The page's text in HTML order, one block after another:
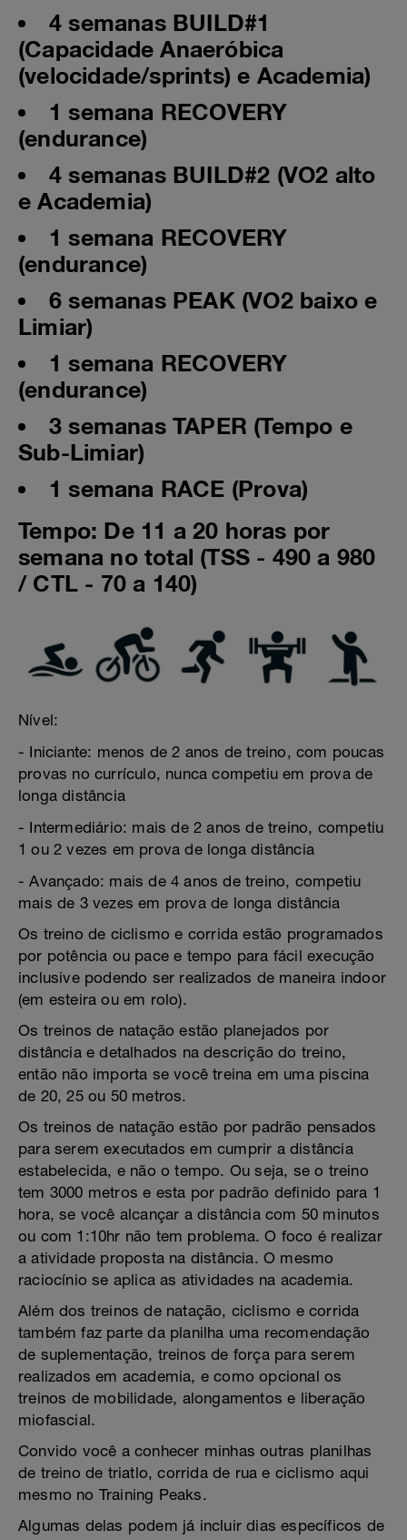
4 semanas BUILD#1
(Capacidade Anaeróbica
(velocidade/sprints) e Academia)
1 semana RECOVERY
(endurance)
4 semanas BUILD#2 (VO2 alto
e Academia)
1 semana RECOVERY
(endurance)
6 semanas PEAK (VO2 baixo e
Limiar)
1 semana RECOVERY
(endurance)
3 semanas TAPER (Tempo e
Sub-Limiar)
1 semana RACE (Prova)
Tempo: De 11 a 20 horas por
semana no total (TSS - 490 a 980
/ CTL - 70 a 140)
Nível:
- Iniciante: menos de 2 anos de treino, com poucas
provas no currículo, nunca competiu em prova de
longa distância
- Intermediário: mais de 2 anos de treino, competiu
1 ou 2 vezes em prova de longa distância
- Avançado: mais de 4 anos de treino, competiu
mais de 3 vezes em prova de longa distância
Os treino de ciclismo e corrida estão programados
por potência ou pace e tempo para fácil execução
inclusive podendo ser realizados de maneira indoor
(em esteira ou em rolo).
Os treinos de natação estão planejados por
distância e detalhados na descrição do treino,
então não importa se você treina em uma piscina
de 20, 25 ou 50 metros.
Os treinos de natação estão por padrão pensados
para serem executados em cumprir a distância
estabelecida, e não o tempo. Ou seja, se o treino
tem 3000 metros e esta por padrão definido para 1
hora, se você alcançar a distância com 50 minutos
ou com 1:10hr não tem problema. O foco é realizar
a atividade proposta na distância. O mesmo
raciocínio se aplica as atividades na academia.
Além dos treinos de natação, ciclismo e corrida
também faz parte da planilha uma recomendação
de suplementação, treinos de força para serem
realizados em academia, e como opcional os
treinos de mobilidade, alongamentos e liberação
miofascial.
Convido você a conhecer minhas outras planilhas
de treino de triatlo, corrida de rua e ciclismo aqui
mesmo no Training Peaks.
Algumas delas podem já incluir dias específicos de